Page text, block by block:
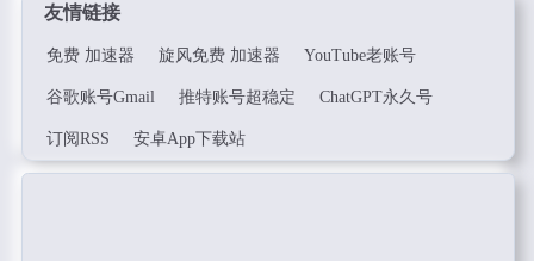
友情链接
免费 加速器 旋风免费 加速器 YouTube老账号
谷歌账号Gmail 推特账号超稳定 ChatGPT永久号
订阅RSS 安卓App下载站